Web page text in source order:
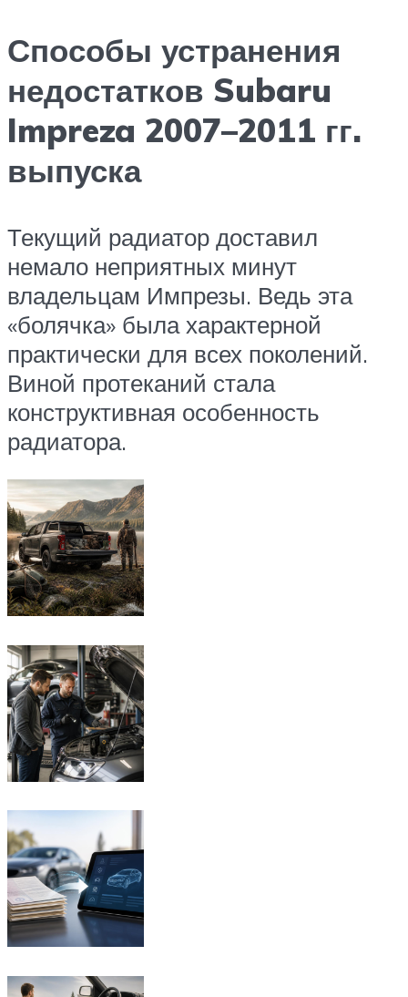
Способы устранения
недостатков Subaru
Impreza 2007–2011 гг.
выпуска
Текущий радиатор доставил
немало неприятных минут
владельцам Импрезы. Ведь эта
«болячка» была характерной
практически для всех поколений.
Виной протеканий стала
конструктивная особенность
радиатора.